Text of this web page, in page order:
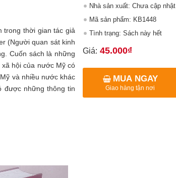
trong thời gian tác giả
(Người quan sát kinh
Cuốn sách là những
hội của nước Mỹ có
và nhiều nước khác
được những thông tin
Nhà sản xuất: Chưa cập nhật
Mã sản phẩm: KB1448
Tình trạng: Sách này hết
Giá: 45.000₫
MUA NGAY
Giao hàng tận nơi